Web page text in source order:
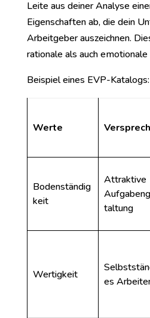
Leite aus deiner Analyse
Eigenschaften ab, die dein
Arbeitgeber auszeichnen.
rationale als auch
Beispiel eines EVP-Katalogs:
Werte
Bodenständig
keit
Attraktive
taltung
Wertigkeit
es